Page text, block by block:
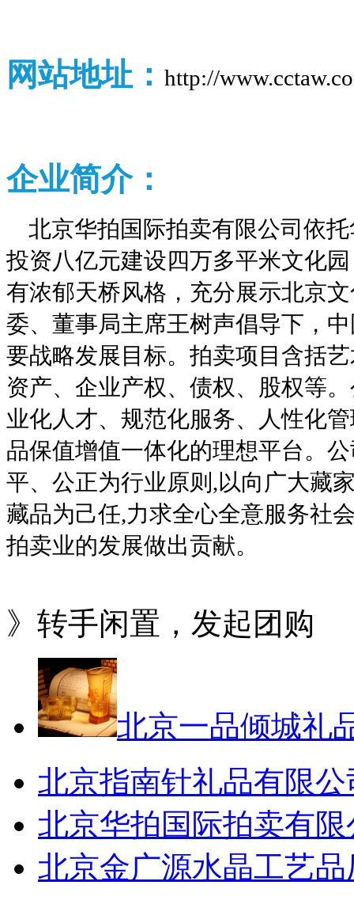
网站地址： http://
企业简介：
北京华拍国际拍卖有限公司依
投资八亿元建设四万多平米文化
有浓郁天桥风格，充分展示北京
委、董事局主席王树声倡导下，
要战略发展目标。拍卖项目含括
资产、企业产权、债权、股权等
业化人才、规范化服务、人性化
品保值增值一体化的理想平台。
平、公正为行业原则,以向广大藏
藏品为己任,力求全心全意服务社
拍卖业的发展做出贡献。
》转手闲置，发起团购
北京一品倾城礼
北京指南针礼品有限公
北京华拍国际拍卖有限
北京金广源水晶工艺品